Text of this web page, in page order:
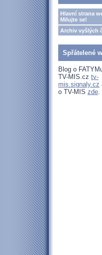
Hlavní strana
Milujte se!
Archiv vyšlých
Spřátelené
Blog o
TV-MIS.cz tv-
mis.signaly.cz
o TV-MIS zde.